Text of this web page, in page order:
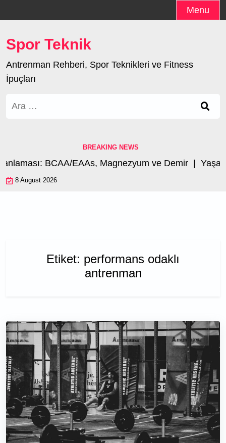
to
Menu
Spor Teknik
Antrenman Rehberi, Spor Teknikleri ve Fitness
İpuçları
Arama:
BREAKING NEWS
BCAA/EAAs, Magnezyum ve Demir | Yaşa
8 August 2026
Etiket: performans odaklı
antrenman